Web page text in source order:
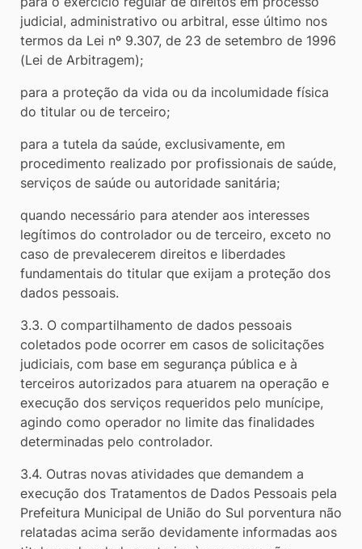
judicial, administrativo ou arbitral, esse último nos
termos da Lei nº 9.307, de 23 de setembro de 1996
(Lei de Arbitragem);
para a proteção da vida ou da incolumidade física
do titular ou de terceiro;
para a tutela da saúde, exclusivamente, em
procedimento realizado por profissionais de saúde,
serviços de saúde ou autoridade sanitária;
quando necessário para atender aos interesses
legítimos do controlador ou de terceiro, exceto no
caso de prevalecerem direitos e liberdades
fundamentais do titular que exijam a proteção dos
dados pessoais.
3.3. O compartilhamento de dados pessoais
coletados pode ocorrer em casos de solicitações
judiciais, com base em segurança pública e à
terceiros autorizados para atuarem na operação e
execução dos serviços requeridos pelo munícipe,
agindo como operador no limite das finalidades
determinadas pelo controlador.
3.4. Outras novas atividades que demandem a
execução dos Tratamentos de Dados Pessoais pela
Prefeitura Municipal de União do Sul porventura não
relatadas acima serão devidamente informadas aos